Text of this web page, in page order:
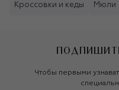
Кроссовки и кеды Мюли
Чтобы первыми